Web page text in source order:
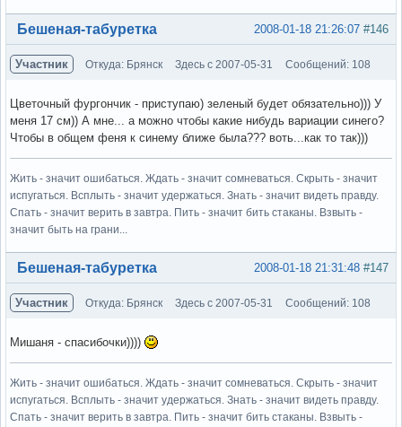
Вне форума #146
2008-01-18 21:26:07
Бешеная-табуретка
Участник Откуда: Брянск Здесь с 2007-05-31 Сообщений: 108
Цветочный фургончик - приступаю) зеленый будет обязательно))) У
меня 17 см)) А мне... а можно чтобы какие нибудь вариации синего?
Чтобы в общем феня к синему ближе была??? воть...как то так)))
Жить - значит ошибаться. Ждать - значит сомневаться. Скрыть - значит
испугаться. Всплыть - значит удержаться. Знать - значит видеть правду.
Спать - значит верить в завтра. Пить - значит бить стаканы. Взвыть -
значит быть на грани...
Вне форума #147
2008-01-18 21:31:48
Бешеная-табуретка
Участник Откуда: Брянск Здесь с 2007-05-31 Сообщений: 108
Мишаня - спасибочки))))
Жить - значит ошибаться. Ждать - значит сомневаться. Скрыть - значит
испугаться. Всплыть - значит удержаться. Знать - значит видеть правду.
Спать - значит верить в завтра. Пить - значит бить стаканы. Взвыть -